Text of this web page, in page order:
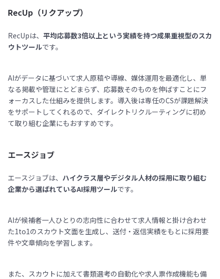
RecUp（リクアップ）
RecUpは、 平均応募数3倍以上という実績を持つ成果重視型のスカ
ウトツールです。
AIがデータに基づいて求人原稿や導線、媒体運用を最適化し、単
なる掲載や管理にとどまらず、応募数そのものを伸ばすことにフ
ォーカスした仕組みを提供します。導入後は専任のCSが課題解決
をサポートしてくれるので、ダイレクトリクルーティングに初め
て取り組む企業にもおすすめです。
エースジョブ
エースジョブは、 ハイクラス層やデジタル人材の採用に取り組む
企業から選ばれているAI採用ツールです。
AIが候補者一人ひとりの志向性に合わせて求人情報と掛け合わせ
た1to1のスカウト文面を生成し、送付・返信実績をもとに採用要
件や文章傾向を学習します。
また、スカウトに加えて書類選考の自動化や求人票作成機能も備